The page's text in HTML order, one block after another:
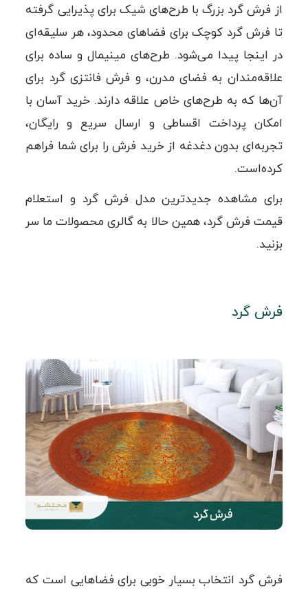
از فرش گرد بزرگ با طرح‌های شیک برای پذیرایی گرفته
تا فرش گرد کوچک برای فضاهای محدود، هر سلیقه‌ای
در اینجا پیدا می‌شود. طرح‌های مینیمال و ساده برای
علاقه‌مندان به فضای مدرن، و فرش فانتزی گرد برای
آن‌ها که به طرح‌های خاص علاقه دارند. خرید آسان با
امکان پرداخت اقساطی و ارسال سریع و رایگان،
تجربه‌ای بدون دغدغه از خرید فرش را برای شما فراهم
کرده‌است.
برای مشاهده جدیدترین مدل فرش گرد و استعلام
قیمت فرش گرد، همین حالا به گالری محصولات ما سر
بزنید.
فرش گرد
فرش گرد انتخاب بسیار خوبی برای فضاهایی است که